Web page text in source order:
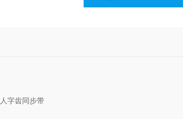
字齿同步带